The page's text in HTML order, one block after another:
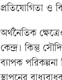
প্রতিযোগিতা ও
অর্থনৈতিক
কেন্দ্র। কিন্তু
ব্যাপক